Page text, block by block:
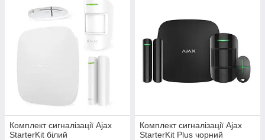
Комплект сигналізації Ajax
StarterKit білий
Комплект сигналізації Ajax
StarterKit Plus чорний